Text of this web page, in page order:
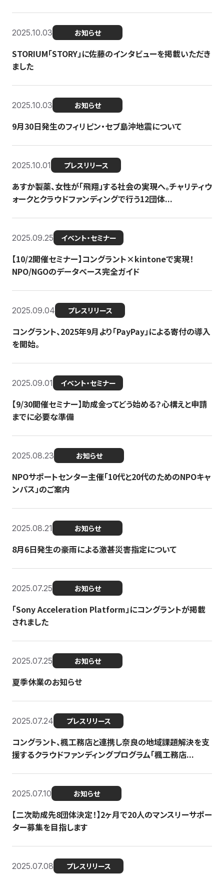
2025.10.03 お知らせ
STORIUM「STORY」に佐藤のインタビューを掲載いただき
ました
2025.10.03 お知らせ
9月30日発生のフィリピン・セブ島沖地震について
2025.10.01 プレスリリース
あすか製薬、女性が「飛翔」する社会の実現へ。チャリティウ
ォークとクラウドファンディングで行う12団体...
2025.09.25 イベント・セミナー
【10/2開催セミナー】コングラント×kintoneで実現！
NPO/NGOのデータベース完全ガイド
2025.09.04 プレスリリース
コングラント、2025年9月より「PayPay」による寄付の導入
を開始。
2025.09.01 イベント・セミナー
【9/30開催セミナー】助成金ってどう始める？心構えと申請
までに必要な準備
2025.08.23 お知らせ
NPOサポートセンター主催「10代と20代のためのNPOキャ
ンパス」のご案内
2025.08.21 お知らせ
8月6日発生の豪雨による激甚災害指定について
2025.07.25 お知らせ
「Sony Acceleration Platform」にコングラントが掲載
されました
2025.07.25 お知らせ
夏季休業のお知らせ
2025.07.24 プレスリリース
コングラント、楓工務店と連携し奈良の地域課題解決を支
援するクラウドファンディングプログラム「楓工務店...
2025.07.10 お知らせ
【二次助成先8団体決定！】2ヶ月で20人のマンスリーサポー
ター募集を目指します
2025.07.08 プレスリリース